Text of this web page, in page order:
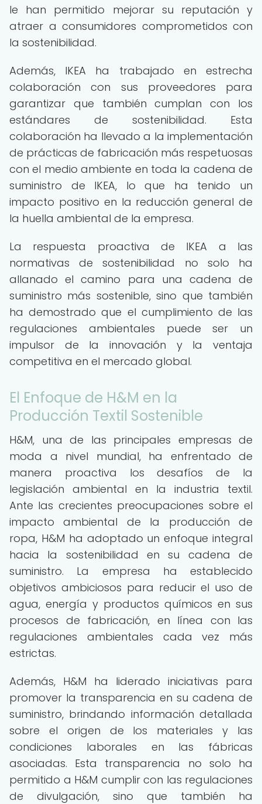
le han permitido mejorar su reputación y
atraer a consumidores comprometidos con
la sostenibilidad.
Además, IKEA ha trabajado en estrecha
colaboración con sus proveedores para
garantizar que también cumplan con los
estándares de sostenibilidad. Esta
colaboración ha llevado a la implementación
de prácticas de fabricación más respetuosas
con el medio ambiente en toda la cadena de
suministro de IKEA, lo que ha tenido un
impacto positivo en la reducción general de
la huella ambiental de la empresa.
La respuesta proactiva de IKEA a las
normativas de sostenibilidad no solo ha
allanado el camino para una cadena de
suministro más sostenible, sino que también
ha demostrado que el cumplimiento de las
regulaciones ambientales puede ser un
impulsor de la innovación y la ventaja
competitiva en el mercado global.
El Enfoque de H&M en la
Producción Textil Sostenible
H&M, una de las principales empresas de
moda a nivel mundial, ha enfrentado de
manera proactiva los desafíos de la
legislación ambiental en la industria textil.
Ante las crecientes preocupaciones sobre el
impacto ambiental de la producción de
ropa, H&M ha adoptado un enfoque integral
hacia la sostenibilidad en su cadena de
suministro. La empresa ha establecido
objetivos ambiciosos para reducir el uso de
agua, energía y productos químicos en sus
procesos de fabricación, en línea con las
regulaciones ambientales cada vez más
estrictas.
Además, H&M ha liderado iniciativas para
promover la transparencia en su cadena de
suministro, brindando información detallada
sobre el origen de los materiales y las
condiciones laborales en las fábricas
asociadas. Esta transparencia no solo ha
permitido a H&M cumplir con las regulaciones
de divulgación, sino que también ha